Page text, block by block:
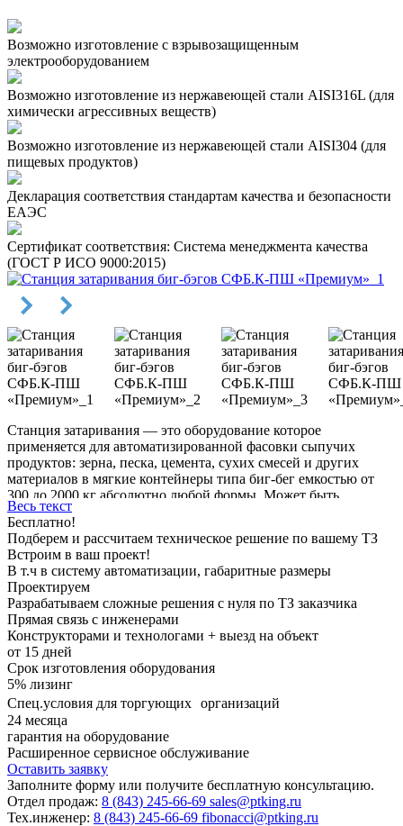
Возможно изготовление с взрывозащищенным
электрооборудованием
Возможно изготовление из нержавеющей стали AISI316L (для
химически агрессивных веществ)
Возможно изготовление из нержавеющей стали AISI304 (для
пищевых продуктов)
Декларация соответствия стандартам качества и безопасности
ЕАЭС
Сертификат соответствия: Система менеджмента качества
(ГОСТ Р ИСО 9000:2015)
Станция затаривания — это оборудование которое
применяется для автоматизированной фасовки сыпучих
продуктов: зерна, песка, цемента, сухих смесей и других
материалов в мягкие контейнеры типа биг-бег емкостью от
300 до 2000 кг абсолютно любой формы. Может быть
составной частью линии для работы с сыпучими
материалами.
Станция затаривания биг-бэгов обеспечивает эффективную и
точную загрузку сыпучих продуктов и применяется в
сельском хозяйстве, строительстве, пищевой и химической
отраслях промышленности для их транспортировки,
складирования и хранения.
Весь текст
Бесплатно!
Подберем и рассчитаем техническое решение по вашему ТЗ
Встроим в ваш проект!
В т.ч в систему автоматизации, габаритные размеры
Проектируем
Разрабатываем сложные решения с нуля по ТЗ заказчика
Прямая связь с инженерами
Конструкторами и технологами + выезд на объект
от 15 дней
Срок изготовления оборудования
5% лизинг
Спец.условия для торгующих организаций
24 месяца
гарантия на оборудование
Расширенное сервисное обслуживание
Оставить заявку
Заполните форму или получите бесплатную консультацию.
Отдел продаж: 8 (843) 245-66-69 sales@ptking.ru
Тех.инженер: 8 (843) 245-66-69 fibonacci@ptking.ru